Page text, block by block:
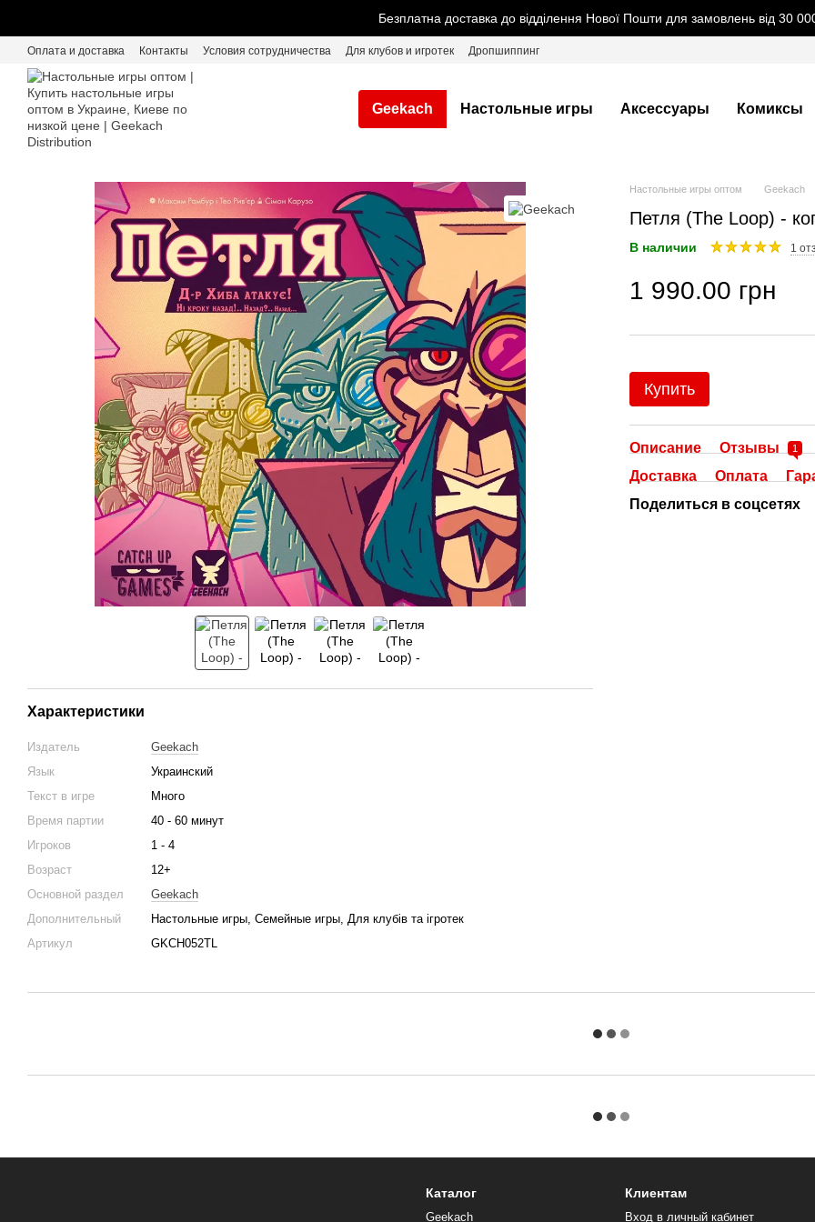
Безплатна доставка до відділення Нової Пошти для замовлень від 30
Оплата и доставка Контакты Условия сотрудничества Для клубов и игротек Дропшиппинг
Geekach Настольные игры Аксессуары Комиксы
Характеристики
Издатель
Geekach
Язык
Украинский
Текст в игре
Много
Время партии
40 - 60 минут
Игроков
1 - 4
Возраст
12+
Основной раздел
Geekach
Дополнительный
Настольные игры, Семейные игры, Для клубів та ігротек
Артикул
GKCH052TL
Настольные игры оптом Geekach
Петля (The Loop) -
В наличии 1
1 990.00 грн
Купить
Описание Отзывы 1
Доставка Оплата
Поделиться в соцсетях
Каталог
Geekach
Клиентам
Вход в личный кабинет